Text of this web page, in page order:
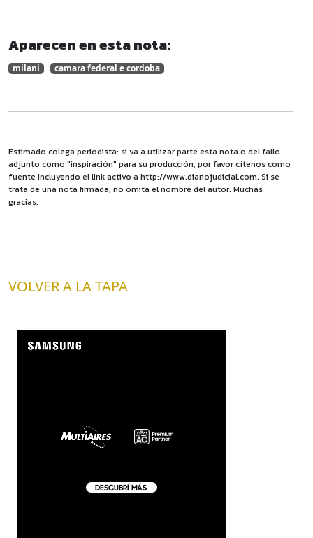
Aparecen en esta nota:
milani camara federal e cordoba
Estimado colega periodista: si va a utilizar parte esta nota o del fallo
adjunto como "inspiración" para su producción, por favor cítenos como
fuente incluyendo el link activo a http://www.diariojudicial.com. Si se
trata de una nota firmada, no omita el nombre del autor. Muchas
gracias.
VOLVER A LA TAPA